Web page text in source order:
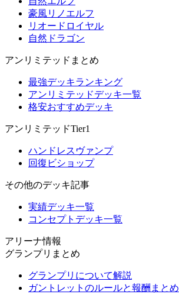
豪風リノエルフ
リオードロイヤル
自然ドラゴン
アンリミテッドまとめ
最強デッキランキング
アンリミテッドデッキ一覧
格安おすすめデッキ
アンリミテッドTier1
ハンドレスヴァンプ
回復ビショップ
その他のデッキ記事
実績デッキ一覧
コンセプトデッキ一覧
アリーナ情報
グランプリまとめ
グランプリについて解説
ガントレットのルールと報酬まとめ